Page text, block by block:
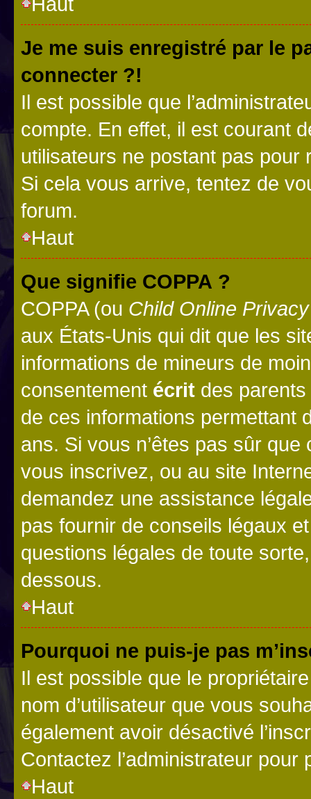
Je me suis enregistré par le
connecter ?!
Il est possible que
compte. En effet, il est courant
utilisateurs ne postant pas pour
Si cela vous arrive, tentez de
forum.
Haut
Que signifie COPPA ?
COPPA (ou Child Online
aux États-Unis qui dit que les
informations de mineurs de
consentement écrit des parents
de ces informations permettant
ans. Si vous n’êtes pas sûr
vous inscrivez, ou au site
demandez une assistance
pas fournir de conseils légaux
questions légales de toute
dessous.
Haut
Pourquoi ne puis-je pas
Il est possible que le
nom d’utilisateur que vous
également avoir désactivé
Contactez l’administrateur
Haut